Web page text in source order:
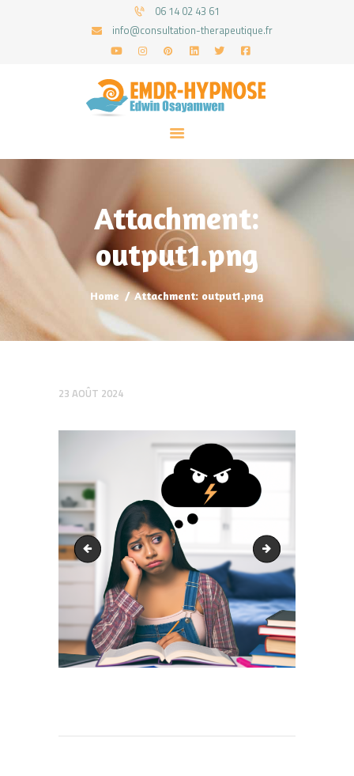
06 14 02 43 61
info@consultation-therapeutique.fr
Attachment:
output1.png
Home Attachment: output1.png
ACCUEIL
MON APPROCHE
ARTICLES
CONSULTATIONS
PRENEZ UN RDV
23 AOÛT 2024
output1.png output1.png